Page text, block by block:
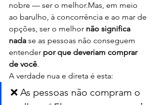
nobre — ser o melhor.Mas, em meio
ao barulho, à concorrência e ao mar de
opções, ser o melhor não significa
nada se as pessoas não conseguem
entender por que deveriam comprar
de você.
A verdade nua e direta é esta:
❌ As pessoas não compram o